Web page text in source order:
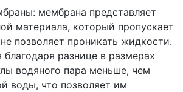
мембрана представляет
материала, который пропускает
позволяет проникать жидкости.
благодаря разнице в размерах
водяного пара меньше, чем
воды, что позволяет им